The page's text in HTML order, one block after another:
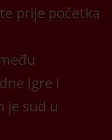
prije početka
igre i
je sud u